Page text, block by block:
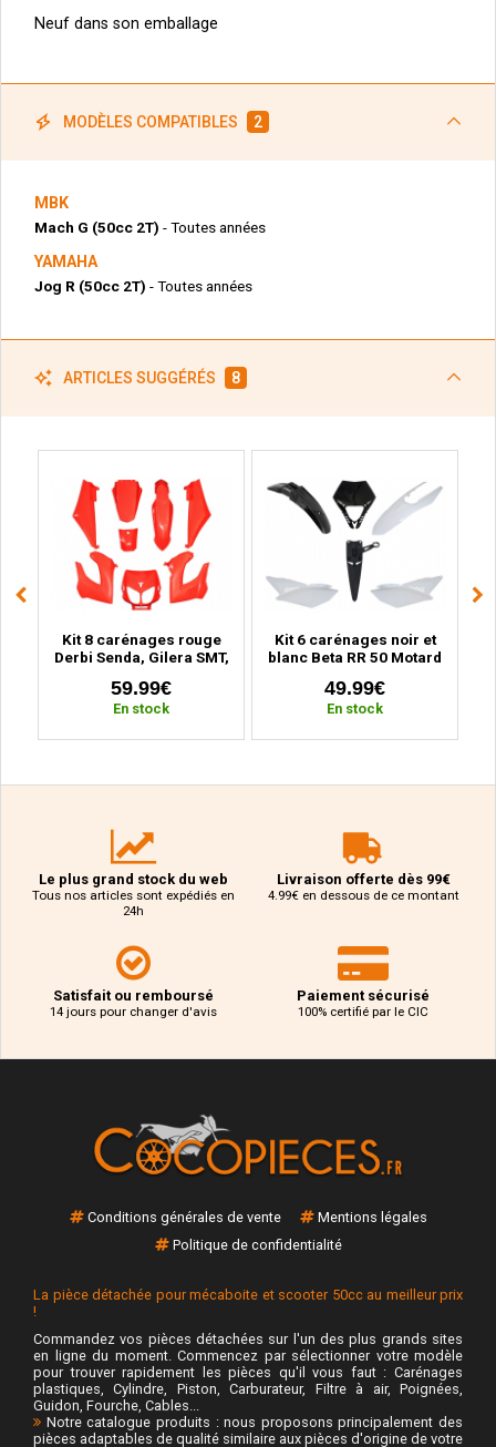
Neuf dans son emballage
MODÈLES COMPATIBLES 2
MBK
Mach G (50cc 2T) - Toutes années
YAMAHA
Jog R (50cc 2T) - Toutes années
ARTICLES SUGGÉRÉS 8
Kit 8 carénages rouge
Derbi Senda, Gilera SMT,
59.99€
En stock
Kit 6 carénages noir et
blanc Beta RR 50 Motard
49.99€
En stock
Le plus grand stock du web
Tous nos articles sont expédiés en
24h
Livraison offerte dès 99€
4.99€ en dessous de ce montant
Satisfait ou remboursé
14 jours pour changer d'avis
Paiement sécurisé
100% certifié par le CIC
Conditions générales de vente
Mentions légales
Politique de confidentialité
La pièce détachée pour mécaboite et scooter 50cc au meilleur prix
!
Commandez vos pièces détachées sur l'un des plus grands sites
en ligne du moment. Commencez par sélectionner votre modèle
pour trouver rapidement les pièces qu'il vous faut : Carénages
plastiques, Cylindre, Piston, Carburateur, Filtre à air, Poignées,
Guidon, Fourche, Cables...
Notre catalogue produits : nous proposons principalement des
pièces adaptables de qualité similaire aux pièces d'origine de votre